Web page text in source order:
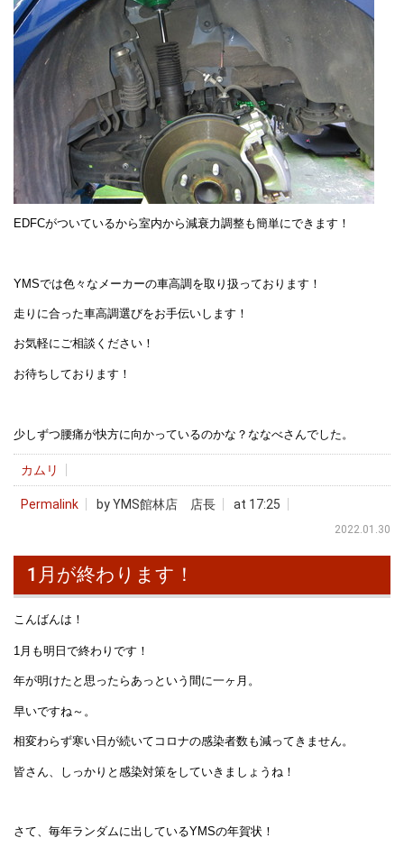
EDFCがついているから室内から減衰力調整も簡単にできます！
YMSでは色々なメーカーの車高調を取り扱っております！
走りに合った車高調選びをお手伝いします！
お気軽にご相談ください！
お待ちしております！
少しずつ腰痛が快方に向かっているのかな？ななべさんでした。
カムリ
Permalink by YMS館林店 店長 at 17:25
2022.01.30
1月が終わります！
こんばんは！
1月も明日で終わりです！
年が明けたと思ったらあっという間に一ヶ月。
早いですね～。
相変わらず寒い日が続いてコロナの感染者数も減ってきません。
皆さん、しっかりと感染対策をしていきましょうね！
さて、毎年ランダムに出しているYMSの年賀状！